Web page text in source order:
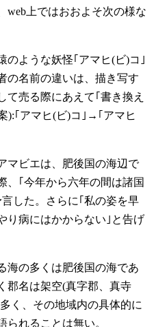
web上ではおおよそ次の様な
ような妖怪｢アマヒ(ビ)コ｣
の名前の違いは、描き写す
て売る際にあえて｢書き換え
｢アマヒ(ビ)コ｣→｢アマヒ
マビエは、肥後国の海辺で
、｢今年から六年の間は諸国
した。さらに｢私の姿を早
り病にはかからない｣と告げ
の多くは肥後国の海であ
郡名は架空(真字郡、真寺
く、その地域内の具体的に
られることは無い。